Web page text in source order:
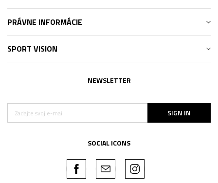
PRÁVNE INFORMÁCIE
SPORT VISION
NEWSLETTER
SIGN IN
SOCIAL ICONS